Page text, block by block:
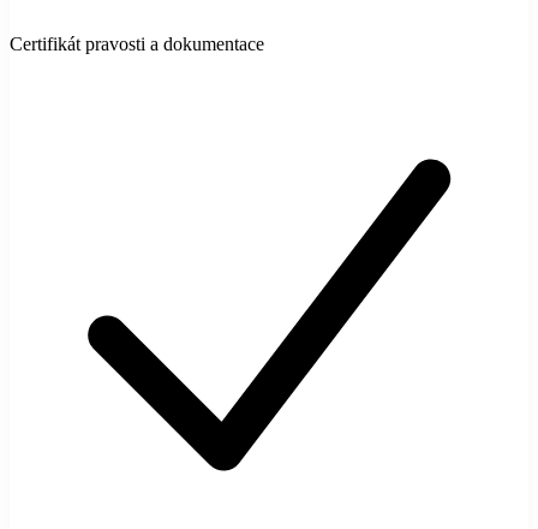
Certifikát pravosti a dokumentace